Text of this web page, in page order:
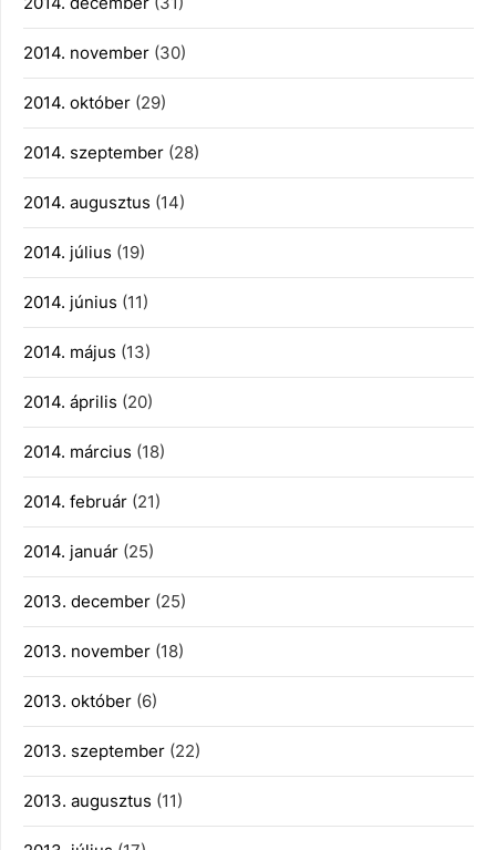
2014. november (30)
2014. október (29)
2014. szeptember (28)
2014. augusztus (14)
2014. július (19)
2014. június (11)
2014. május (13)
2014. április (20)
2014. március (18)
2014. február (21)
2014. január (25)
2013. december (25)
2013. november (18)
2013. október (6)
2013. szeptember (22)
2013. augusztus (11)